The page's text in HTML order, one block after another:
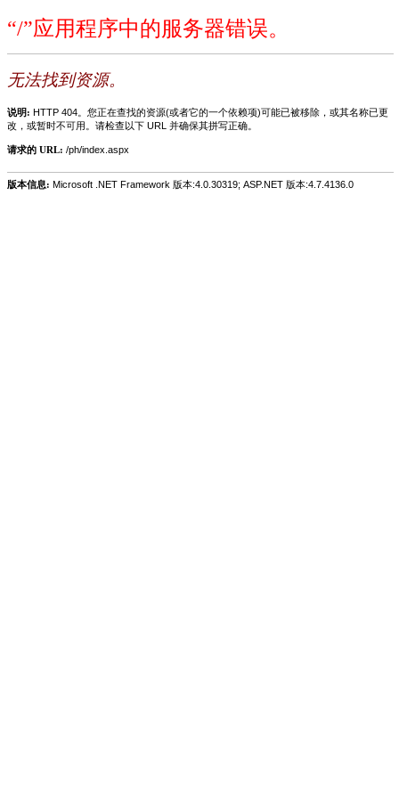
“/”应用程序中的服务器错误。
无法找到资源。
说明: HTTP 404。您正在查找的资源(或者它的一个依赖项)可能已被移除，或其名称已更
改，或暂时不可用。请检查以下 URL 并确保其拼写正确。
请求的 URL: /ph/index.aspx
版本信息: Microsoft .NET Framework 版本:4.0.30319; ASP.NET 版本:4.7.4136.0